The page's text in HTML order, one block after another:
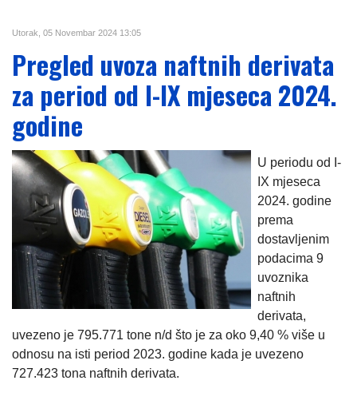
Utorak, 05 Novembar 2024 13:05
Pregled uvoza naftnih derivata
za period od I-IX mjeseca 2024.
godine
U periodu od I-
IX mjeseca
2024. godine
prema
dostavljenim
podacima 9
uvoznika
naftnih
derivata,
uvezeno je 795.771 tone n/d što je za oko 9,40 % više u
odnosu na isti period 2023. godine kada je uvezeno
727.423 tona naftnih derivata.